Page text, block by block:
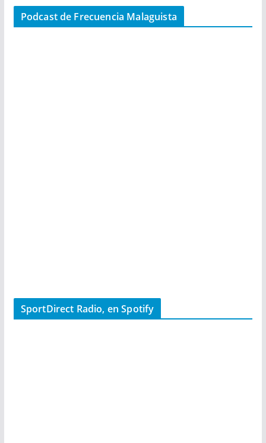
Podcast de Frecuencia Malaguista
SportDirect Radio, en Spotify